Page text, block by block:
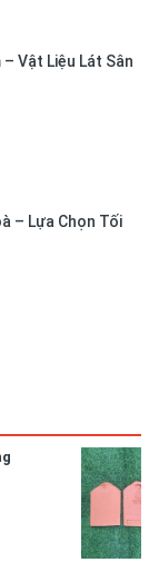
Vật Liệu Lát Sân
– Lựa Chọn Tối